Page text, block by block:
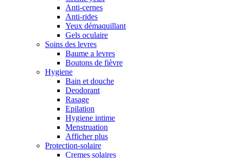
Anti-cernes
Anti-rides
Yeux démaquillant
Gels oculaire
Soins des levres
Baume a levres
Boutons de fièvre
Hygiene
Bain et douche
Deodorant
Rasage
Epilation
Hygiene intime
Menstruation
Afficher plus
Protection-solaire
Cremes solaires